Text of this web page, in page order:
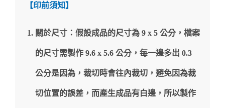
【印前須知】
關於尺寸：假設成品的尺寸為 9 x 5 公分，檔案
的尺寸需製作 9.6 x 5.6 公分，每一邊多出 0.3
公分是因為，裁切時會往內裁切，避免因為裁
切位置的誤差，而產生成品有白邊，所以製作